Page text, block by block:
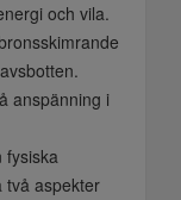
och vila.
anspänning i
fysiska
två aspekter